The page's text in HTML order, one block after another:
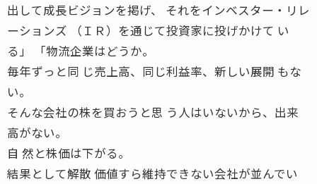
出して成長ビジョンを掲げ、 それをインベスター・リレ
ーションズ （ＩＲ）を通じて投資家に投げかけて い
る」 「物流企業はどうか。
毎年ずっと同 じ売上高、同じ利益率、新しい展開 もな
い。
そんな会社の株を買おうと思 う人はいないから、出来
高がない。
自 然と株価は下がる。
結果として解散 価値すら維持できない会社が並んでい